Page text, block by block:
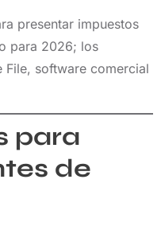
presentar impuestos
para 2026; los
File, software comercial
para
de